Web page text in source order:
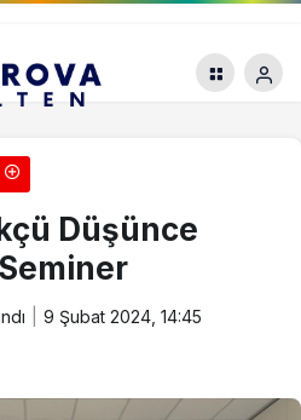
Düşünce
9 Şubat 2024, 14:45
ve Hekim Yetmiyor